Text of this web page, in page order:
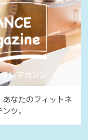
あなたのフィットネ
ツ。